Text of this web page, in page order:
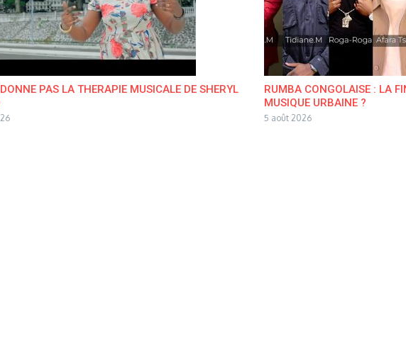
PAS LA THERAPIE MUSICALE DE SHERYL
RUMBA CONGOLAISE : LA
MUSIQUE URBAINE ?
5 août 2026